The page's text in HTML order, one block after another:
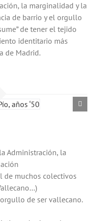
la marginalidad y la
de barrio y el orgullo
de tener el tejido
identitario más
de Madrid.
Administración, la
de muchos colectivos
de ser vallecano.